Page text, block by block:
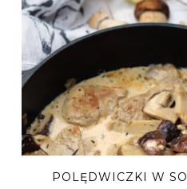
POLĘDWICZKI W